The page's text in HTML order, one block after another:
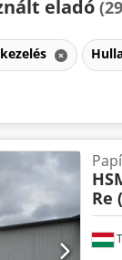
eladó
Re